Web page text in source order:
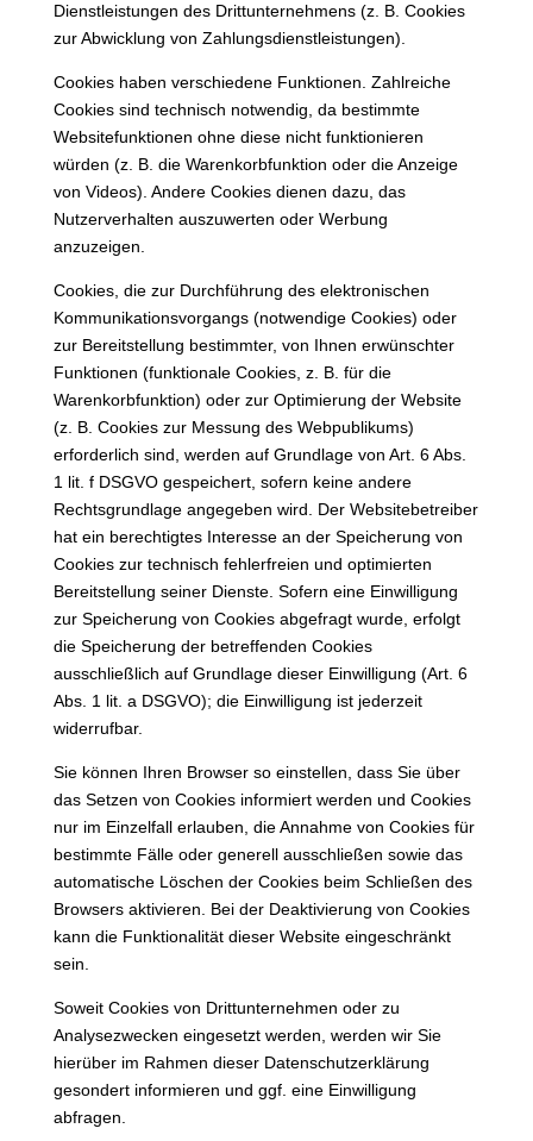
Dienstleistungen des Drittunternehmens (z. B. Cookies
zur Abwicklung von Zahlungsdienstleistungen).
Cookies haben verschiedene Funktionen. Zahlreiche
Cookies sind technisch notwendig, da bestimmte
Websitefunktionen ohne diese nicht funktionieren
würden (z. B. die Warenkorbfunktion oder die Anzeige
von Videos). Andere Cookies dienen dazu, das
Nutzerverhalten auszuwerten oder Werbung
anzuzeigen.
Cookies, die zur Durchführung des elektronischen
Kommunikationsvorgangs (notwendige Cookies) oder
zur Bereitstellung bestimmter, von Ihnen erwünschter
Funktionen (funktionale Cookies, z. B. für die
Warenkorbfunktion) oder zur Optimierung der Website
(z. B. Cookies zur Messung des Webpublikums)
erforderlich sind, werden auf Grundlage von Art. 6 Abs.
1 lit. f DSGVO gespeichert, sofern keine andere
Rechtsgrundlage angegeben wird. Der Websitebetreiber
hat ein berechtigtes Interesse an der Speicherung von
Cookies zur technisch fehlerfreien und optimierten
Bereitstellung seiner Dienste. Sofern eine Einwilligung
zur Speicherung von Cookies abgefragt wurde, erfolgt
die Speicherung der betreffenden Cookies
ausschließlich auf Grundlage dieser Einwilligung (Art. 6
Abs. 1 lit. a DSGVO); die Einwilligung ist jederzeit
widerrufbar.
Sie können Ihren Browser so einstellen, dass Sie über
das Setzen von Cookies informiert werden und Cookies
nur im Einzelfall erlauben, die Annahme von Cookies für
bestimmte Fälle oder generell ausschließen sowie das
automatische Löschen der Cookies beim Schließen des
Browsers aktivieren. Bei der Deaktivierung von Cookies
kann die Funktionalität dieser Website eingeschränkt
sein.
Soweit Cookies von Drittunternehmen oder zu
Analysezwecken eingesetzt werden, werden wir Sie
hierüber im Rahmen dieser Datenschutzerklärung
gesondert informieren und ggf. eine Einwilligung
abfragen.